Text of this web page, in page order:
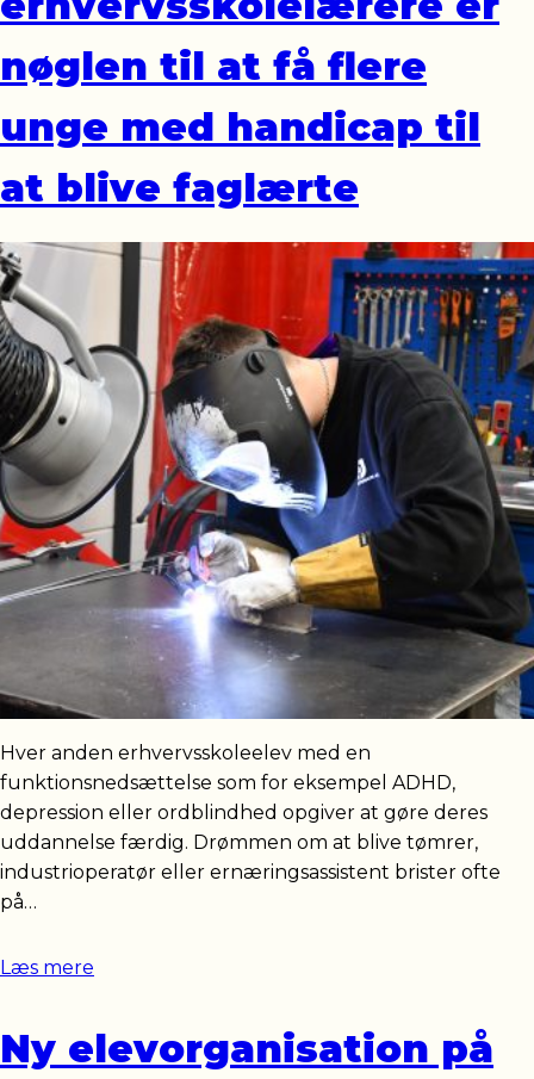
nøglen til at få flere
unge med handicap til
at blive faglærte
Hver anden erhvervsskoleelev med en
funktionsnedsættelse som for eksempel ADHD,
depression eller ordblindhed opgiver at gøre deres
uddannelse færdig. Drømmen om at blive tømrer,
industrioperatør eller ernæringsassistent brister ofte
på…
Læs mere
Ny elevorganisation på